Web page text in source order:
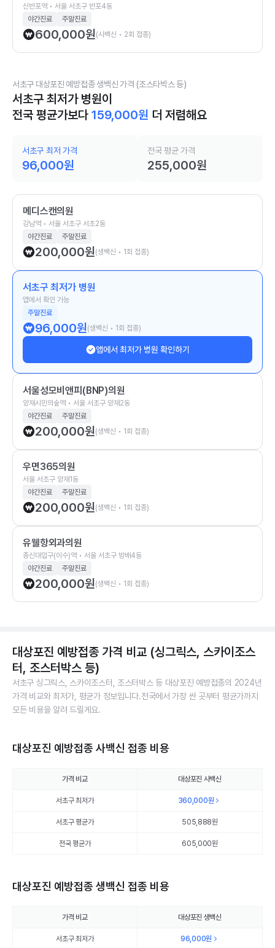
신반포역 • 서울 서초구 반포4동
야간진료
주말진료
600,000원(사백신 • 2회 접종)
서초구 대상포진 예방접종 생백신 가격 (조스타박스 등)
서초구 최저가 병원이
전국 평균가보다 159,000원 더 저렴해요
서초구 최저 가격
96,000원
전국 평균 가격
255,000원
메디스캔의원
강남역 • 서울 서초구 서초2동
야간진료
주말진료
200,000원(생백신 • 1회 접종)
서초구 최저가 병원
앱에서 확인 가능
주말진료
96,000원(생백신 • 1회 접종)
앱에서 최저가 병원 확인하기
서울성모비앤피(BNP)의원
양재시민의숲역 • 서울 서초구 양재2동
야간진료
주말진료
200,000원(생백신 • 1회 접종)
우면365의원
서울 서초구 양재1동
야간진료
주말진료
200,000원(생백신 • 1회 접종)
유웰항외과의원
총신대입구(이수)역 • 서울 서초구 방배4동
야간진료
주말진료
200,000원(생백신 • 1회 접종)
대상포진 예방접종 가격 비교 (싱그릭스, 스카이조스
터, 조스터박스 등)
서초구 싱그릭스, 스카이조스터, 조스터박스 등 대상포진 예방접종의 2024년
가격 비교와 최저가, 평균가 정보입니다.전국에서 가장 싼 곳부터 평균가까지
모든 비용을 알려 드릴게요.
대상포진 예방접종 사백신 접종 비용
가격 비교 대상포진 사백신
서초구 최저가 360,000원
서초구 평균가 505,888원
전국 평균가 605,000원
대상포진 예방접종 생백신 접종 비용
가격 비교 대상포진 생백신
서초구 최저가 96,000원